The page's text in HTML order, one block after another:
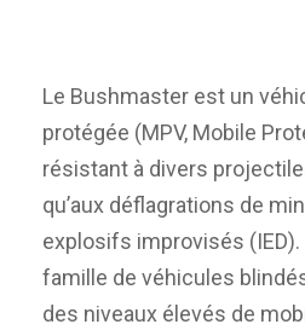
Le Bushmaster est un
protégée (MPV, Mobile
résistant à divers
qu’aux déflagrations de
explosifs improvisés (IED).
famille de véhicules
des niveaux élevés de